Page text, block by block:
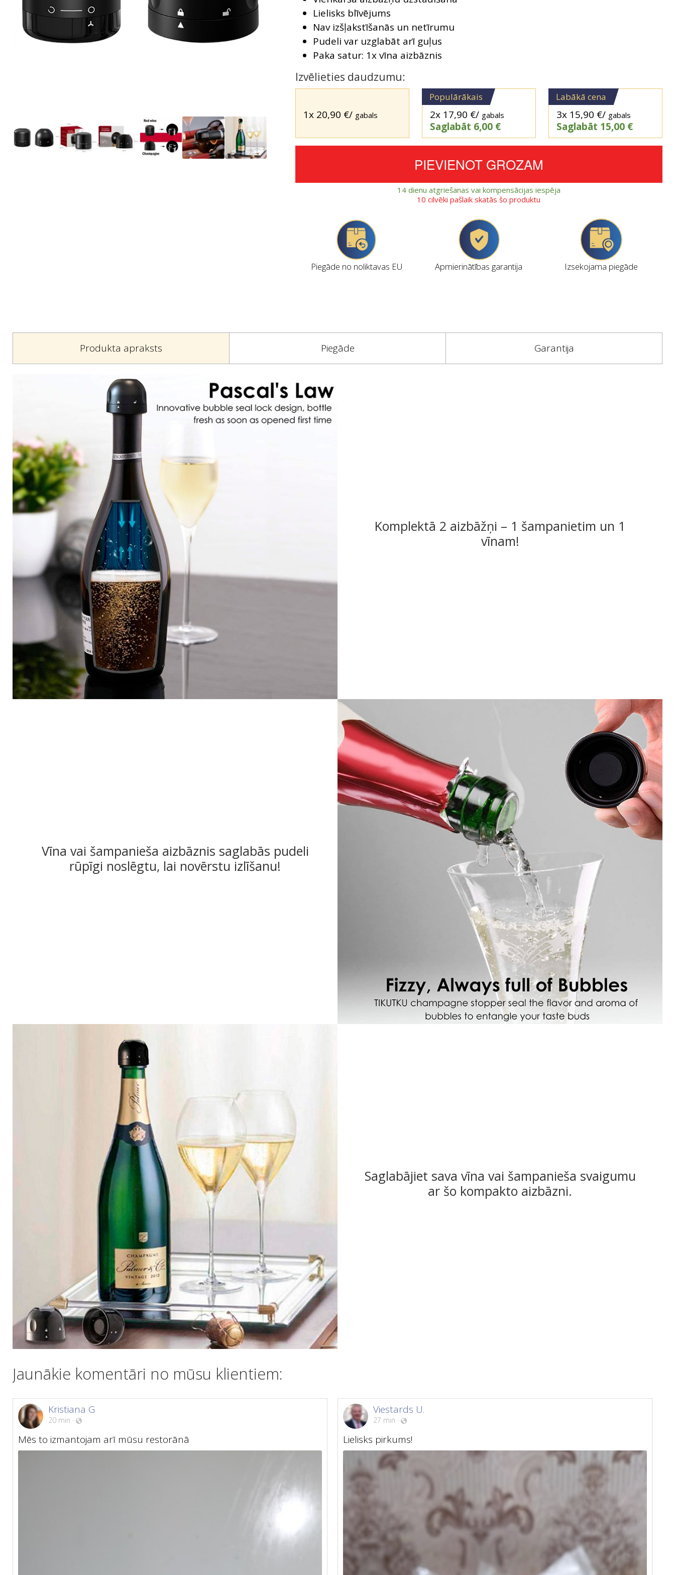
Izvēlieties daudzumu:
1x 20,90 €/ gabals
Populārākais
2x 17,90 €/ gabals
Saglabāt 6,00 €
Labākā cena
3x 15,90 €/ gabals
Saglabāt 15,00 €
PIEVIENOT GROZAM
14 dienu atgriešanas vai kompensācijas iespēja
10 cilvēki pašlaik skatās šo produktu
Lielisks blīvējums
Nav izšļakstīšanās un netīrumu
Pudeli var uzglabāt arī guļus
Paka satur: 1x vīna aizbāznis
Piegāde no noliktavas EU Apmierinātības garantija Izsekojama piegāde
Produkta apraksts Piegāde Garantija
Komplektā 2 aizbāžņi – 1 šampanietim un 1
vīnam!
Vīna vai šampanieša aizbāznis saglabās pudeli
rūpīgi noslēgtu, lai novērstu izlīšanu!
Saglabājiet sava vīna vai šampanieša svaigumu
ar šo kompakto aizbāzni.
Jaunākie komentāri no mūsu klientiem:
Kristiana G
20 min ·
Mēs to izmantojam arī mūsu restorānā
Viestards U.
27 min ·
Lielisks pirkums!